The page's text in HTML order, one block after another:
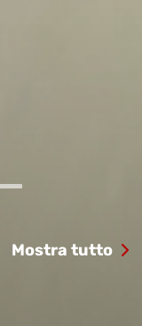
Mostra tutto